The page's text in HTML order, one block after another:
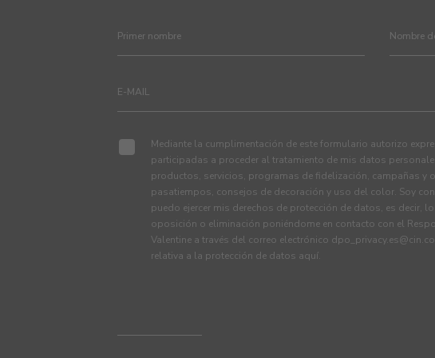
Mediante la cumplimentación de este formulario autorizo
participadas a proceder al tratamiento de mis datos
productos, servicios, programas de fidelización, campañas y
pasatiempos, consejos de decoración y uso del color. Soy
puedo ejercer mis derechos de protección de datos, es decir,
oposición o eliminación poniéndome en contacto con el
Valentine a través del correo electrónico
relativa a la protección de datos aquí.